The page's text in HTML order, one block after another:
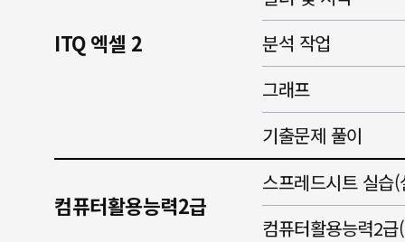
ITQ 엑셀 2
분석 작업
그래프
기출문제 풀이
컴퓨터활용능력2급
스프레드시트 실습
컴퓨터활용능력2급